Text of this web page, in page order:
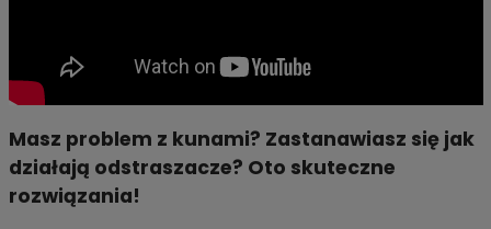
Masz problem z kunami? Zastanawiasz się jak
działają odstraszacze? Oto skuteczne
rozwiązania!